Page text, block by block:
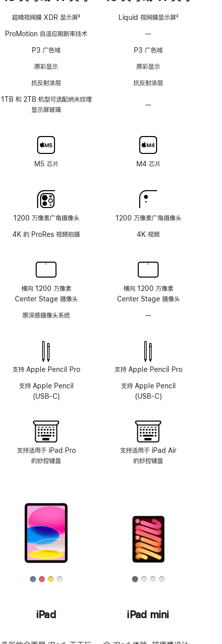
超精视网膜 XDR 显示屏
注
3
ProMotion 自适应刷新率技术
P3 广色域
原彩显示
抗反射涂层
1TB 和 2TB 机型可选配纳米纹理
显示屏玻璃
M5 芯片
1200 万像素广角摄像头
4K 的 ProRes 视频拍摄
横向 1200 万像素
Center Stage 摄像头
原深感摄像头系统
支持 Apple Pencil Pro
支持 Apple Pencil
(USB-C)
支持适用于 iPad Pro
的妙控键盘
Liquid 视网膜显示屏3
—
持
ProMotion
适
技
术
P3 广色域
原彩显示
抗反射涂层
—
配
纳
纹
板
M4 芯片
1200 万像素广角摄像头
4K 视频
横向 1200 万像素
Center Stage 摄像头
—
像
系
统
支持 Apple Pencil Pro
支持 Apple Pencil
(USB-C)
支持适用于 iPad Air
的妙控键盘
iPad iPad mini